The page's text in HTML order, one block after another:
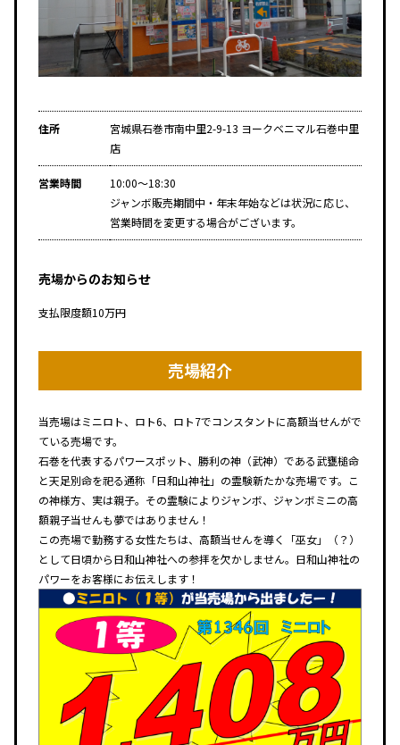
住所
宮城県石巻市南中里2-9-13 ヨークベニマル石巻中里
店
営業時間
10:00～18:30
ジャンボ販売期間中・年末年始などは状況に応じ、
営業時間を変更する場合がございます。
売場からのお知らせ
支払限度額10万円
売場紹介
当売場はミニロト、ロト6、ロト7でコンスタントに高額当せんがで
ている売場です。
石巻を代表するパワースポット、勝利の神（武神）である武甕槌命
と天足別命を祀る通称「日和山神社」の霊験新たかな売場です。こ
の神様方、実は親子。その霊験によりジャンボ、ジャンボミニの高
額親子当せんも夢ではありません！
この売場で勤務する女性たちは、高額当せんを導く「巫女」（？）
として日頃から日和山神社への参拝を欠かしません。日和山神社の
パワーをお客様にお伝えします！